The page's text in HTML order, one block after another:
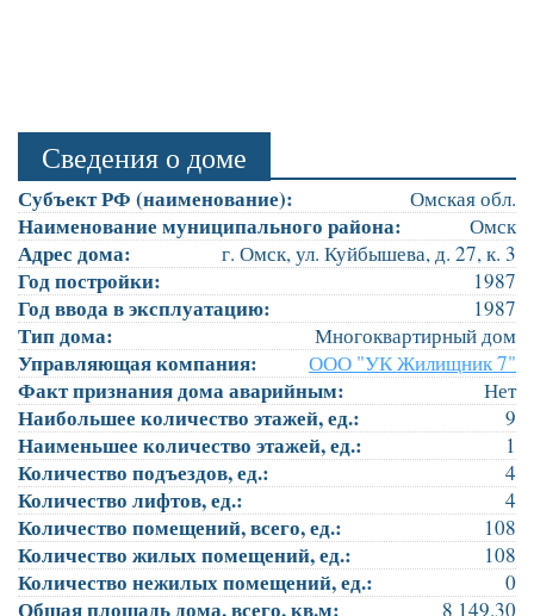
Сведения о доме
Субъект РФ (наименование): Омская обл.
Наименование муниципального района: Омск
Адрес дома: г. Омск, ул. Куйбышева, д. 27, к. 3
Год постройки: 1987
Год ввода в эксплуатацию: 1987
Тип дома: Многоквартирный дом
Управляющая компания: ООО "УК Жилищник 7"
Факт признания дома аварийным: Нет
Наибольшее количество этажей, ед.: 9
Наименьшее количество этажей, ед.: 1
Количество подъездов, ед.: 4
Количество лифтов, ед.: 4
Количество помещений, всего, ед.: 108
Количество жилых помещений, ед.: 108
Количество нежилых помещений, ед.: 0
Общая площадь дома, всего, кв.м: 8 149.30